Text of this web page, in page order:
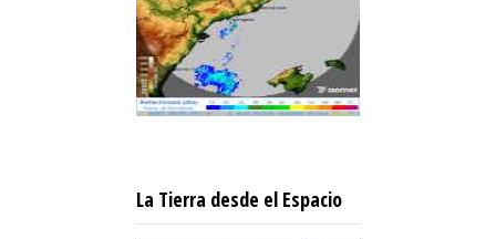
La Tierra desde el Espacio